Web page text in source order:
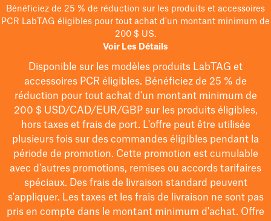
Bénéficiez de 25 % de réduction sur les produits et accessoires
PCR LabTAG éligibles pour tout achat d'un montant minimum de
200 $ US.
Voir Les Détails
Disponible sur les modèles produits LabTAG et
accessoires PCR éligibles. Bénéficiez de 25 % de
réduction pour tout achat d'un montant minimum de
200 $USD/CAD/EUR/GBPsur les produits éligibles,
hors taxes et frais de port. L'offre peut être utilisée
plusieurs fois sur des commandes éligibles pendant la
période de promotion. Cette promotion est cumulable
avec d'autres promotions, remises ou accords tarifaires
spéciaux. Des frais de livraison standard peuvent
s'appliquer. Les taxes et les frais de livraison ne sont pas
pris en compte dans le montant minimum d'achat. Offre